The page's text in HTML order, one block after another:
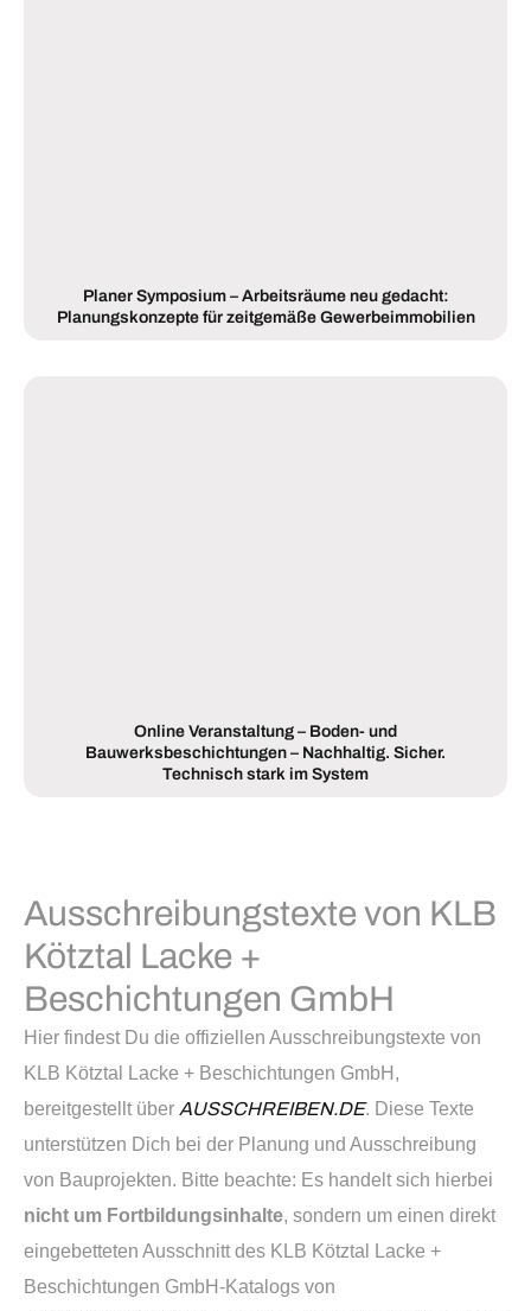
Planer Symposium – Arbeitsräume neu gedacht:
Planungskonzepte für zeitgemäße Gewerbeimmobilien
Online Veranstaltung – Boden- und
Bauwerksbeschichtungen – Nachhaltig. Sicher.
Technisch stark im System
Ausschreibungstexte von KLB
Kötztal Lacke +
Beschichtungen GmbH
Hier findest Du die offiziellen Ausschreibungstexte von
KLB Kötztal Lacke + Beschichtungen GmbH,
bereitgestellt über AUSSCHREIBEN.DE. Diese Texte
unterstützen Dich bei der Planung und Ausschreibung
von Bauprojekten. Bitte beachte: Es handelt sich hierbei
nicht um Fortbildungsinhalte, sondern um einen direkt
eingebetteten Ausschnitt des KLB Kötztal Lacke +
Beschichtungen GmbH-Katalogs von